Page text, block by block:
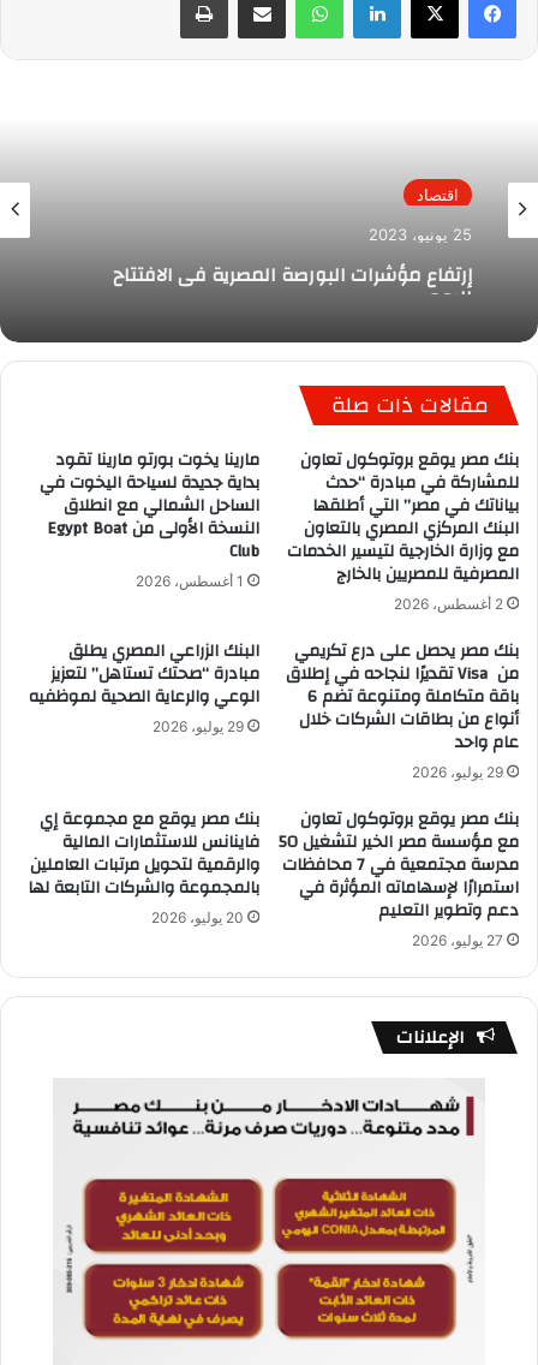
اقتصاد
25 يونيو، 2023
إرتفاع مؤشرات البورصة المصرية فى الافتتاح
اليوم
مقالات ذات صلة
بنك مصر يوقع بروتوكول تعاون
للمشاركة في مبادرة “حدث
بياناتك في مصر” التي أطلقها
البنك المركزي المصري بالتعاون
مع وزارة الخارجية لتيسير الخدمات
المصرفية للمصريين بالخارج
2 أغسطس، 2026
مارينا يخوت بورتو مارينا تقود
بداية جديدة لسياحة اليخوت في
الساحل الشمالي مع انطلاق
النسخة الأولى من Egypt Boat
Club
1 أغسطس، 2026
بنك مصر يحصل على درع تكريمي
من Visa تقديرًا لنجاحه في إطلاق
باقة متكاملة ومتنوعة تضم 6
أنواع من بطاقات الشركات خلال
عام واحد
29 يوليو، 2026
البنك الزراعي المصري يطلق
مبادرة “صحتك تستاهل” لتعزيز
الوعي والرعاية الصحية لموظفيه
29 يوليو، 2026
بنك مصر يوقع بروتوكول تعاون
مع مؤسسة مصر الخير لتشغيل 50
مدرسة مجتمعية في 7 محافظات
استمرارًا لإسهاماته المؤثرة في
دعم وتطوير التعليم
27 يوليو، 2026
بنك مصر يوقع مع مجموعة إي
فاينانس للاستثمارات المالية
والرقمية لتحويل مرتبات العاملين
بالمجموعة والشركات التابعة لها
20 يوليو، 2026
الإعلانات